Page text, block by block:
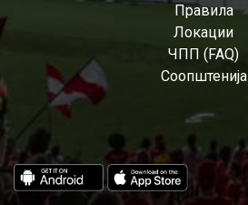
Правила
Локации
ЧПП (FAQ)
Соопштенија